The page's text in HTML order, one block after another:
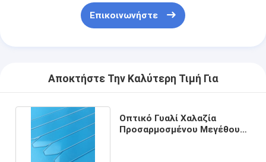
Επικοινωνήστε
Αποκτήστε Την Καλύτερη Τιμή Για
Οπτικό Γυαλί Χαλαζία
Προσαρμοσμένου Μεγέθους